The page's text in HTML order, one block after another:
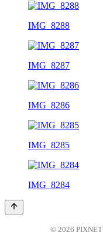
IMG_8288
IMG_8287
IMG_8286
IMG_8285
IMG_8284
© 2026 PIXNET